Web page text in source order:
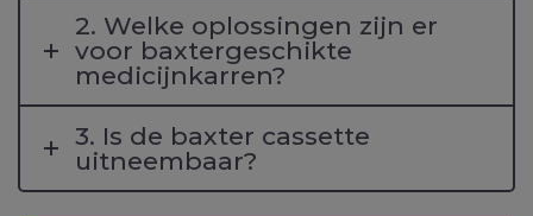
2. Welke oplossingen zijn er
voor baxtergeschikte
medicijnkarren?
3. Is de baxter cassette
uitneembaar?